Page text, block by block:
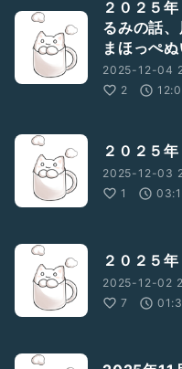
２０２５
るみの話
まほっぺ
2025-12-04
2
２０２５
2025-12-03
1
２０２５
2025-12-02
7